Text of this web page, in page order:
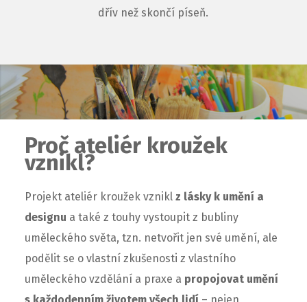
dřív než skončí píseň.
Proč ateliér kroužek
vznikl?
Projekt ateliér kroužek vznikl z lásky k umění a
designu a také z touhy vystoupit z bubliny
uměleckého světa, tzn. netvořit jen své umění, ale
podělit se o vlastní zkušenosti z vlastního
uměleckého vzdělání a praxe a propojovat umění